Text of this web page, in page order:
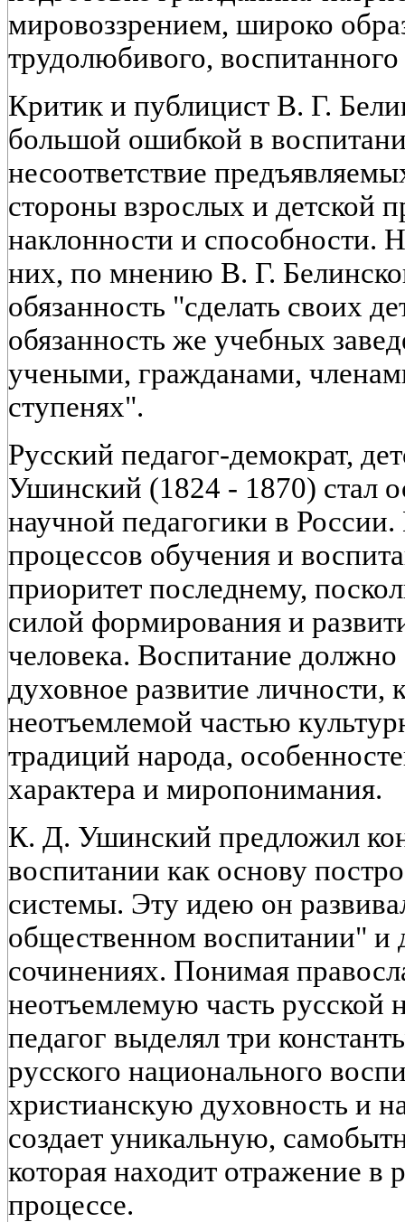
мировоззрением, широко
трудолюбивого,
Критик и публицист В. Г.
большой ошибкой в
несоответствие
стороны взрослых и детской
наклонности и способности.
них, по мнению В. Г.
обязанность "сделать своих
обязанность же учебных
учеными, гражданами,
ступенях".
Русский педагог-демократ,
Ушинский (1824 - 1870) стал
научной педагогики в
процессов обучения и
приоритет последнему,
силой формирования и
человека. Воспитание должно
духовное развитие личности,
неотъемлемой частью
традиций народа,
характера и миропонимания.
К. Д. Ушинский предложил
воспитании как основу
системы. Эту идею он
общественном воспитании" и
сочинениях. Понимая
неотъемлемую часть русской
педагог выделял три
русского национального
христианскую духовность и
создает уникальную,
которая находит отражение в
процессе.